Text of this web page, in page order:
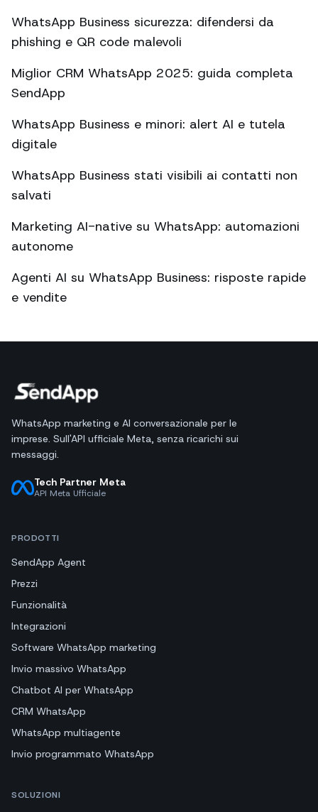
WhatsApp Business sicurezza: difendersi da
phishing e QR code malevoli
Miglior CRM WhatsApp 2025: guida completa
SendApp
WhatsApp Business e minori: alert AI e tutela
digitale
WhatsApp Business stati visibili ai contatti non
salvati
Marketing AI-native su WhatsApp: automazioni
autonome
Agenti AI su WhatsApp Business: risposte rapide
e vendite
WhatsApp marketing e AI conversazionale per le
imprese. Sull'API ufficiale Meta, senza ricarichi sui
messaggi.
Tech Partner Meta
API Meta Ufficiale
PRODOTTI
SendApp Agent
Prezzi
Funzionalità
Integrazioni
Software WhatsApp marketing
Invio massivo WhatsApp
Chatbot AI per WhatsApp
CRM WhatsApp
WhatsApp multiagente
Invio programmato WhatsApp
SOLUZIONI